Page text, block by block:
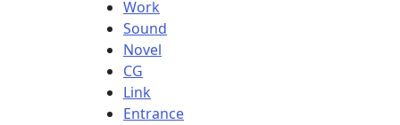
Work
Sound
Novel
CG
Link
Entrance